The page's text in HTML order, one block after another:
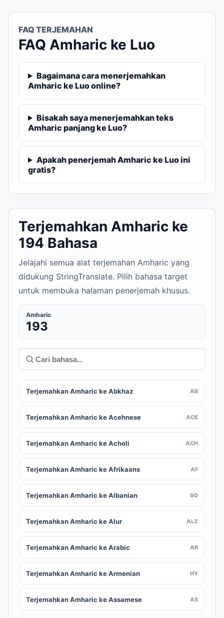
FAQ TERJEMAHAN
FAQ Amharic ke Luo
Bagaimana cara menerjemahkan
Amharic ke Luo online?
Bisakah saya menerjemahkan teks
Amharic panjang ke Luo?
Apakah penerjemah Amharic ke Luo ini
gratis?
Terjemahkan Amharic ke
194 Bahasa
Jelajahi semua alat terjemahan Amharic yang
didukung StringTranslate. Pilih bahasa target
untuk membuka halaman penerjemah khusus.
Amharic
193
Terjemahkan Amharic ke Abkhaz AB
Terjemahkan Amharic ke Acehnese ACE
Terjemahkan Amharic ke Acholi ACH
Terjemahkan Amharic ke Afrikaans AF
Terjemahkan Amharic ke Albanian SQ
Terjemahkan Amharic ke Alur ALZ
Terjemahkan Amharic ke Arabic AR
Terjemahkan Amharic ke Armenian HY
Terjemahkan Amharic ke Assamese AS